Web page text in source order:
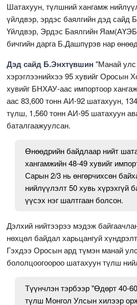
Шатахуун, түлшний хангамж
үйлдвэр, эрдэс баялгийн дэд сайд
Үйлдвэр, Эрдэс Баялгийн
бичгийн дарга Б.Дашпүрэв нар
Дэд сайд Б.Энхтүвшин "Манай
хэрэглээнийхээ 95 хувийг Оросын
хувийг БНХАУ-аас импортоор
аас 83,600 тонн АИ-92 шатахуун,
түлш, 1,560 тонн АИ-95 шатахуун
баталгаажуулсан.
Өнөөдрийн байдлаар нийт
хангамжийн 48-49 хувийг
Сарын 2/3 нь өнгөрчихсөн
нийлүүлэлт 50 хувь хүрэхгүй
үүсэх нэг шалтгаан болсон.
Дэлхий нийтээрээ мэдэж
нөхцөл байдал харьцангуй
Гэхдээ Оросын ард түмэн манай
бололцоогоороо шатахуун түлш
Түүнчлэн тэрбээр "Өдөрт 40-
түлш Монгол Улсын хилээр